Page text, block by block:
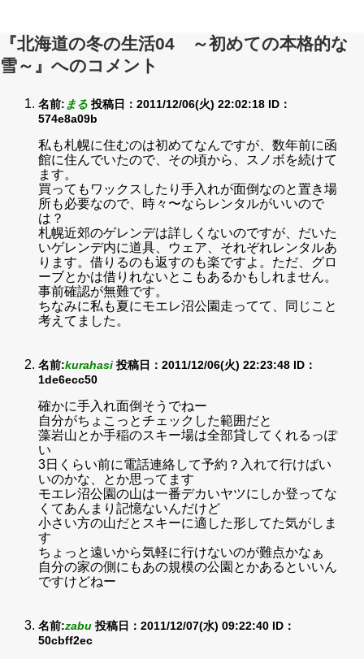
『北海道の冬の生活04 ～初めての本格的な
雪～』へのコメント
名前:まる 投稿日：2011/12/06(火) 22:02:18 ID：
574e8a09b
私も札幌に住むのは初めてなんですが、数年前に函
館に住んでいたので、その頃から、スノボを続けて
ます。
買ってもワックスしたり手入れが面倒なのと置き場
所も必要なので、時々〜ならレンタルがいいので
は？
札幌近郊のゲレンデは詳しくないのですが、だいた
いゲレンデ内に道具、ウェア、それぞれレンタルあ
ります。借りるのも返すのも楽ですよ。ただ、グロ
ーブとかは借りれないとこもあるかもしれません。
事前確認が無難です。
ちなみに私も夏にモエレ沼公園走ってて、同じこと
考えてました。
名前:kurahasi 投稿日：2011/12/06(火) 22:23:48 ID：
1de6ecc50
確かに手入れ面倒そうでねー
自分がちょこっとチェックした範囲だと
藻岩山とか手稲のスキー場は全部貸してくれるっぽ
い
3日くらい前に電話連絡して予約？入れて行けばい
いのかな、とか思ってます
モエレ沼公園の山は一番デカいヤツにしか登ってな
くてあんまり記憶ないんだけど
小さい方の山だとスキーに適した形してた気がしま
す
ちょっと遠いから気軽に行けないのが難点かなぁ
自分の家の側にもあの規模の公園とかあるといいん
ですけどねー
名前:zabu 投稿日：2011/12/07(水) 09:22:40 ID：
50cbff2ec